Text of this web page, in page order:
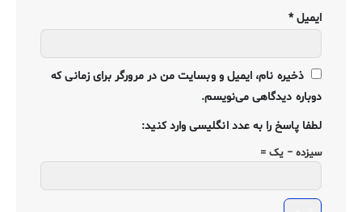
ایمیل*
ذخیره نام، ایمیل و وبسایت من در مرورگر برای زمانی که
دوباره دیدگاهی می‌نویسم.
لطفا پاسخ را به عدد انگلیسی وارد کنید:
سیزده − یک =